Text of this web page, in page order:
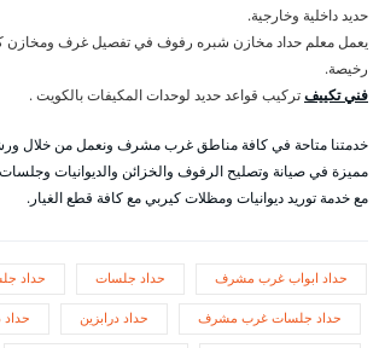
حديد داخلية وخارجية.
يعمل معلم حداد مخازن شبره رفوف في تفصيل غرف ومخازن
رخيصة.
فني تكييفتركيب قواعد حديد لوحدات المكيفات بالكويت .
خدمتنا متاحة في كافة مناطق غرب مشرف ونعمل من خلال
مميزة في صيانة وتصليح الرفوف والخزائن والديوانيات
مع خدمة توريد ديوانيات ومظلات كيربي مع كافة قطع الغيار.
حداد ابواب غرب مشرف حداد جلسات حداد
حداد جلسات غرب مشرف حداد درابزين حداد